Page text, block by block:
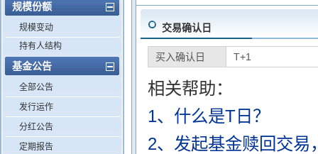
规模份额
规模变动
持有人结构
基金公告
全部公告
发行运作
分红公告
定期报告
交易确认日
买入确认日 T+1
相关帮助：
1、什么是T日？
2、发起基金赎回交易